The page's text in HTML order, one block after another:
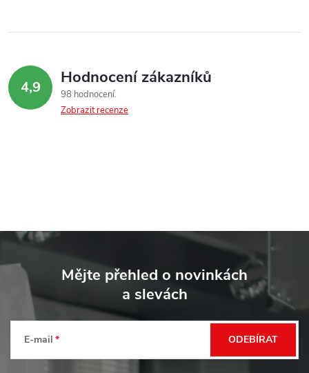
k
y
v
u
4,9 Hodnocení zákazníků
98 hodnocení
Zobrazit recenze
á
Mějte přehled o novinkách
a slevách
E-mail ODEBÍRAT